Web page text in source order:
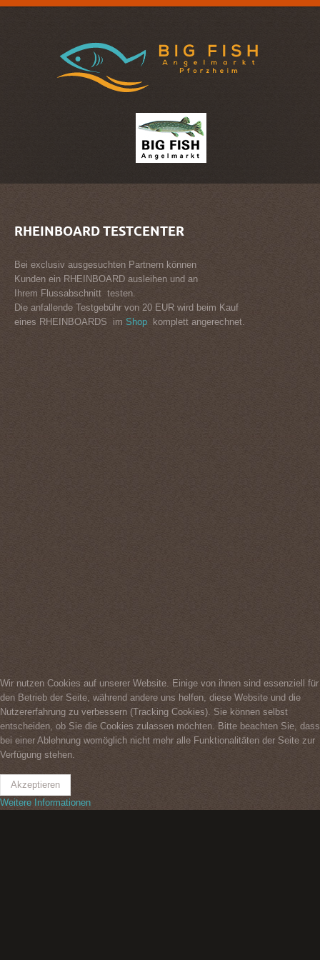
RHEINBOARDTESTCENTER
Bei exclusiv ausgesuchten Partnern können
Kunden ein RHEINBOARD ausleihen und an
Ihrem Flussabschnitt testen.
Die anfallende Testgebühr von 20 EUR wird beim Kauf
eines RHEINBOARDS im Shop komplett angerechnet.
Wir nutzen Cookies auf unserer Website. Einige von ihnen sind essenziell für
den Betrieb der Seite, während andere uns helfen, diese Website und die
Nutzererfahrung zu verbessern (Tracking Cookies). Sie können selbst
entscheiden, ob Sie die Cookies zulassen möchten. Bitte beachten Sie, dass
bei einer Ablehnung womöglich nicht mehr alle Funktionalitäten der Seite zur
Verfügung stehen.
Akzeptieren
Weitere Informationen